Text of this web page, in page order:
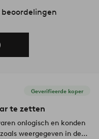
beoordelingen
Geverifieerde koper
te zetten
onlogisch en konden
weergegeven in de